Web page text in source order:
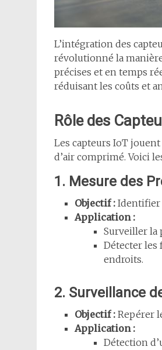
L’intégration des
révolutionné la
précises et en temps
réduisant les coûts et
Rôle des
Les capteurs IoT
d’air comprimé. Voici
1. Mesure des
Objectif : Identifier
Application :
Surveiller la
Détecter les
endroits.
2. Surveillance
Objectif : Repérer
Application :
Détection